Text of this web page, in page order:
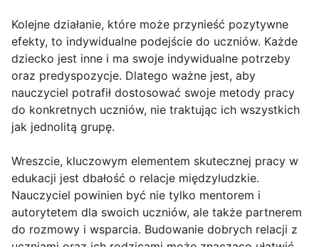
Kolejne działanie, które może przynieść pozytywne
efekty, to indywidualne podejście do uczniów. Każde
dziecko jest inne i ma swoje indywidualne potrzeby
oraz predyspozycje. Dlatego ważne jest, aby
nauczyciel potrafił dostosować swoje metody pracy
do konkretnych uczniów, nie traktując ich wszystkich
jak jednolitą grupę.
Wreszcie, kluczowym elementem skutecznej pracy w
edukacji jest dbałość o relacje międzyludzkie.
Nauczyciel powinien być nie tylko mentorem i
autorytetem dla swoich uczniów, ale także partnerem
do rozmowy i wsparcia. Budowanie dobrych relacji z